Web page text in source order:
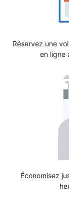
Réservez une
en ligne
Économisez